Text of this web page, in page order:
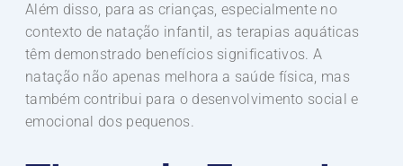
Além disso, para as crianças, especialmente no
contexto de natação infantil, as terapias aquáticas
têm demonstrado benefícios significativos. A
natação não apenas melhora a saúde física, mas
também contribui para o desenvolvimento social e
emocional dos pequenos.